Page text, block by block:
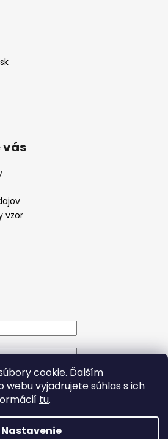
cookie. Ďalším
vyjadrujete súhlas s ich
tu.
Nastavenie
vás
vzor
heslo